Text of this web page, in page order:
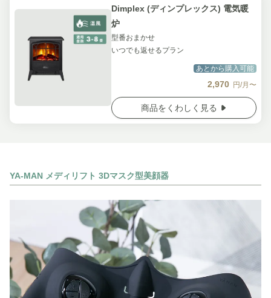
Dimplex (ディンプレックス) 電気暖
炉
型番おまかせ
いつでも返せるプラン
あとから購入可能
2,970 円/月〜
商品をくわしく見る
YA-MAN メディリフト 3Dマスク型美顔器